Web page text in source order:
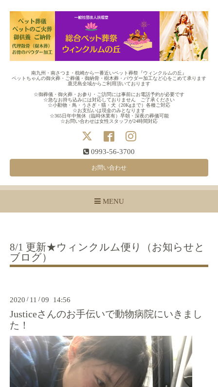
南九州・南さつま・枕崎から一番近いペット葬祭『ウィンクルムの丘』
ペットちゃんの御火葬・ご葬儀・御納骨・樹木葬・パウダー加工など心をこめて承ります
鹿児島全域からご利用頂いております
☆御葬儀・御火葬・お参り・ご訪問には事前にお電話予約が必要です
☆急なお持ち込みには対応しておりません ご了承ください
☆小動物・鳥・うさぎ・猫・犬（20Kgまで）各種ご対応
☆お支払いは現金のみとなります
☆365日年中無休（臨時休業有）早朝・深夜の葬儀可能
☆お問い合わせは女性スタッフが24時間対応
0993-56-3700
お問い合わせ
MENU
8/1 更新★ウィンクルム便り（お知らせと
ブログ）
2020 / 11 /09 14:56
Justiceさんのお手伝いで動物病院にいきまし
た！